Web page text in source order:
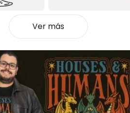
Ver más